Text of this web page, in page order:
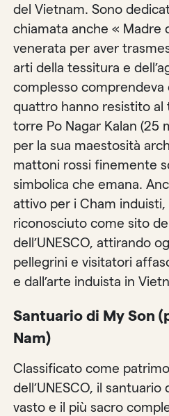
del Vietnam. Sono
chiamata anche « Madre
venerata per aver
arti della tessitura e
complesso comprendeva
quattro hanno resistito al
torre Po Nagar Kalan (25
per la sua maestosità
mattoni rossi finemente
simbolica che emana.
attivo per i Cham induisti,
riconosciuto come sito
dell’UNESCO, attirando
pellegrini e visitatori
e dall’arte induista in
Santuario di My Son
Nam)
Classificato come
dell’UNESCO, il santuario
vasto e il più sacro